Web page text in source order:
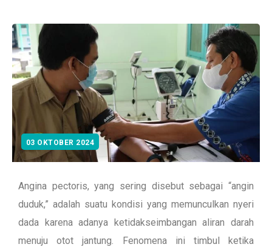
03 OKTOBER 2024
Angina pectoris, yang sering disebut sebagai “angin
duduk,” adalah suatu kondisi yang memunculkan nyeri
dada karena adanya ketidakseimbangan aliran darah
menuju otot jantung. Fenomena ini timbul ketika